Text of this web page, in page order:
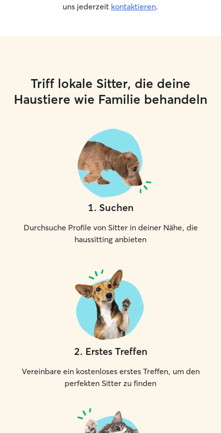
uns jederzeit kontaktieren.
Triff lokale Sitter, die deine
Haustiere wie Familie behandeln
1. Suchen
Durchsuche Profile von Sitter in deiner Nähe, die
haussitting anbieten
2. Erstes Treffen
Vereinbare ein kostenloses erstes Treffen, um den
perfekten Sitter zu finden